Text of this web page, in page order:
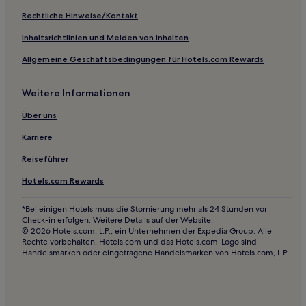
4-Sterne-Hotels in Chongqing
Rechtliche Hinweise/Kontakt
Inhaltsrichtlinien und Melden von Inhalten
Allgemeine Geschäftsbedingungen für Hotels.com Rewards
Weitere Informationen
Über uns
Karriere
Reiseführer
Hotels.com Rewards
*Bei einigen Hotels muss die Stornierung mehr als 24 Stunden vor
Check-in erfolgen. Weitere Details auf der Website.
© 2026 Hotels.com, L.P., ein Unternehmen der Expedia Group. Alle
Rechte vorbehalten. Hotels.com und das Hotels.com-Logo sind
Handelsmarken oder eingetragene Handelsmarken von Hotels.com, L.P.